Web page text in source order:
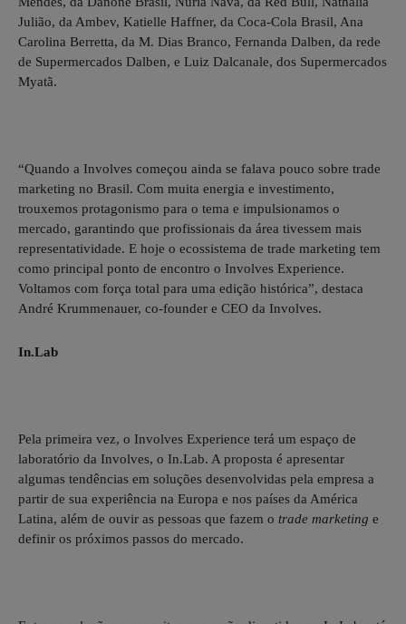
Julião, da Ambev, Katielle Haffner, da Coca-Cola Brasil, Ana
Carolina Berretta, da M. Dias Branco, Fernanda Dalben, da rede
de Supermercados Dalben, e Luiz Dalcanale, dos Supermercados
Myatã.
“Quando a Involves começou ainda se falava pouco sobre trade
marketing no Brasil. Com muita energia e investimento,
trouxemos protagonismo para o tema e impulsionamos o
mercado, garantindo que profissionais da área tivessem mais
representatividade. E hoje o ecossistema de trade marketing tem
como principal ponto de encontro o Involves Experience.
Voltamos com força total para uma edição histórica”, destaca
André Krummenauer, co-founder e CEO da Involves.
In.Lab
Pela primeira vez, o Involves Experience terá um espaço de
laboratório da Involves, o In.Lab. A proposta é apresentar
algumas tendências em soluções desenvolvidas pela empresa a
partir de sua experiência na Europa e nos países da América
Latina, além de ouvir as pessoas que fazem o trade marketing e
definir os próximos passos do mercado.